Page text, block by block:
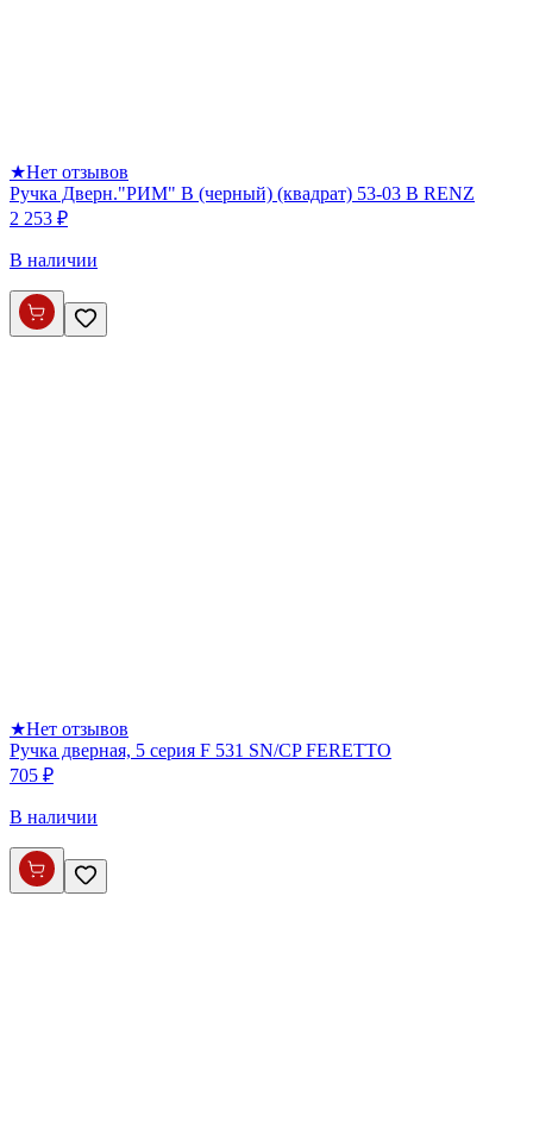
★Нет отзывов
Ручка Дверн."РИМ" B (черный) (квадрат) 53-03 В RENZ
2 253 ₽
В наличии
★Нет отзывов
Ручка дверная, 5 серия F 531 SN/CP FERETTO
705 ₽
В наличии